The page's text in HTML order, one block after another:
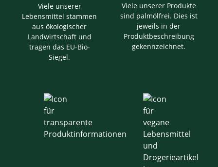
Viele unserer
Lebensmittel stammen
aus ökologischer
Landwirtschaft und
tragen das EU-Bio-
Siegel.
Viele unserer Produkte
sind palmölfrei. Dies ist
jeweils in der
Produktbeschreibung
gekennzeichnet.